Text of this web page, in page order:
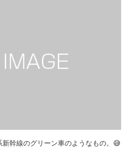
幹線のグリーン車のようなもの。😅